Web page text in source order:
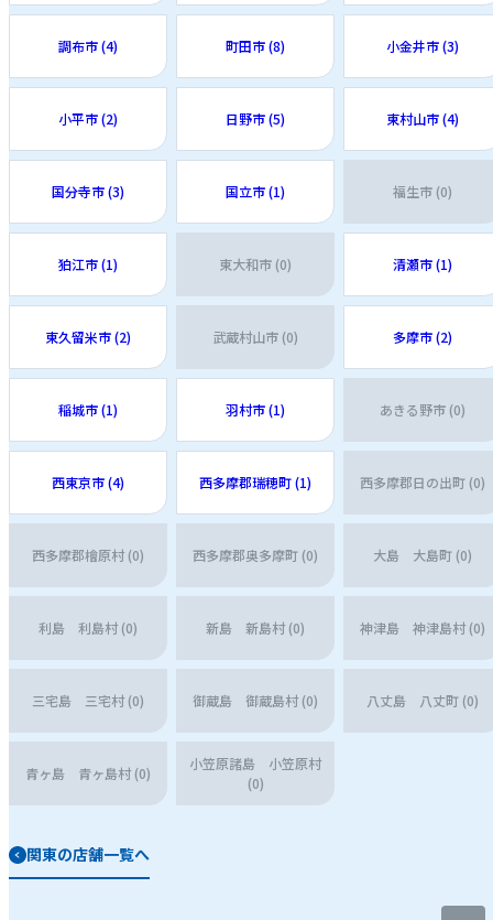
調布市 (4) 町田市 (8) 小金井市 (3)
小平市 (2) 日野市 (5) 東村山市 (4)
国分寺市 (3) 国立市 (1) 福生市 (0)
狛江市 (1) 東大和市 (0) 清瀬市 (1)
東久留米市 (2) 武蔵村山市 (0) 多摩市 (2)
稲城市 (1) 羽村市 (1) あきる野市 (0)
西東京市 (4) 西多摩郡瑞穂町 (1) 西多摩郡日の出町 (0)
西多摩郡檜原村 (0) 西多摩郡奥多摩町 (0) 大島 大島町 (0)
利島 利島村 (0) 新島 新島村 (0) 神津島 神津島村 (0)
三宅島 三宅村 (0) 御蔵島 御蔵島村 (0) 八丈島 八丈町 (0)
青ヶ島 青ヶ島村 (0)
小笠原諸島 小笠原村
(0)
関東の店舗一覧へ